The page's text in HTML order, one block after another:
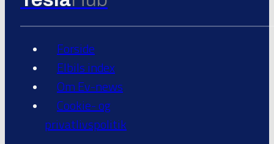
Forside
Elbils index
Om Ev-news
Cookie- og
privatlivspolitik